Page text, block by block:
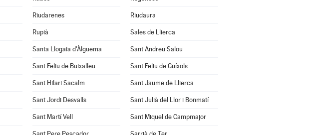
Riudarenes Riudaura
Rupià Sales de Llierca
Santa Llogaia d'Àlguema Sant Andreu Salou
Sant Feliu de Buixalleu Sant Feliu de Guíxols
Sant Hilari Sacalm Sant Jaume de Llierca
Sant Jordi Desvalls Sant Julià del Llor i Bonmatí
Sant Martí Vell Sant Miquel de Campmajor